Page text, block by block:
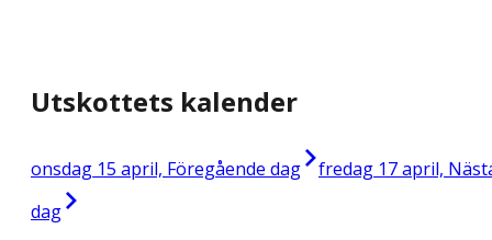
Utskottets kalender
onsdag 15 april, Föregående dag
fredag 17 april,
dag